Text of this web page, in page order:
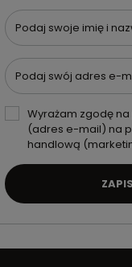
Podaj swoje imię i
Podaj swój adres e-
Wyrażam zgodę
(adres e-mail) na
handlową